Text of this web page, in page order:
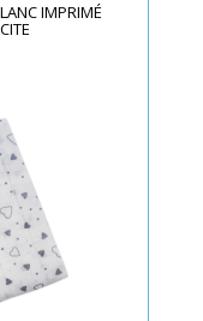
IMPRIMÉ